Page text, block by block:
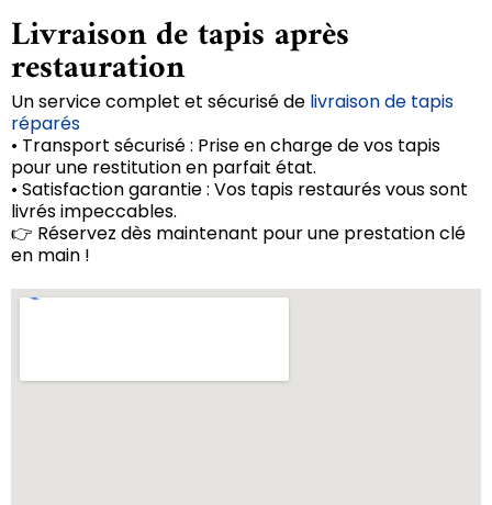
Livraison de tapis après
restauration
Un service complet et sécurisé de livraison de tapis
réparés
• Transport sécurisé : Prise en charge de vos tapis
pour une restitution en parfait état.
• Satisfaction garantie : Vos tapis restaurés vous sont
livrés impeccables.
👉 Réservez dès maintenant pour une prestation clé
en main !